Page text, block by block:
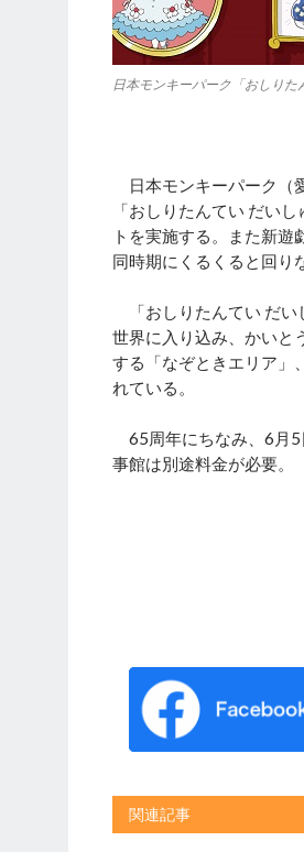
日本モンキーパーク「おしりた
日本モンキーパーク（
「おしりたんてい だい
トを実施する。また新
同時期にくるくると回り
「おしりたんてい だい
世界に入り込み、かいと
する「なぞときエリア」
れている。
65周年にちなみ、6月5
事館は別途料金が必要。
関連記事